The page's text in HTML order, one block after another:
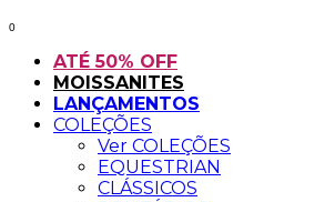
0
ATÉ 50% OFF
MOISSANITES
LANÇAMENTOS
COLEÇÕES
Ver COLEÇÕES
EQUESTRIAN
CLÁSSICOS